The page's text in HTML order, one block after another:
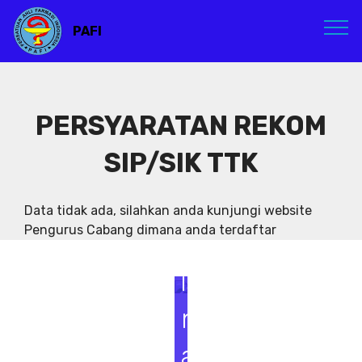
PAFI
PERSYARATAN REKOM
SIP/SIK TTK
Data tidak ada, silahkan anda kunjungi website
Pengurus Cabang dimana anda terdaftar
S
e
m
i
n
a